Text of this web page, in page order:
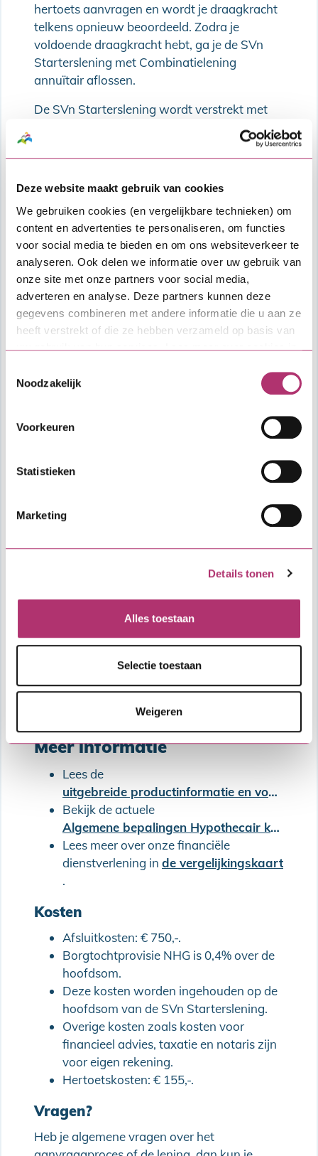
Deze website maakt gebruik van cookies
We gebruiken cookies (en vergelijkbare technieken) om
content en advertenties te personaliseren, om functies
voor social media te bieden en om ons websiteverkeer te
analyseren. Ook delen we informatie over uw gebruik van
onze site met onze partners voor social media,
adverteren en analyse. Deze partners kunnen deze
gegevens combineren met andere informatie die u aan ze
heeft verstrekt of die ze hebben verzameld op basis van
uw gebruik van hun services. Lees meer over cookies in
Noodzakelijk
Voorkeuren
Statistieken
Marketing
Details tonen
Alles toestaan
Selectie toestaan
Weigeren
hertoets aanvragen en wordt je draagkracht
telkens opnieuw beoordeeld. Zodra je
voldoende draagkracht hebt, ga je de SVn
Starterslening met Combinatielening
annuïtair aflossen.
De SVn Starterslening wordt verstrekt met
Aflopende Starterslening
Oplopende Combinatielening
Meer informatie
Lees de
uitgebreide productinformatie en voorwaarden van de SVn Starterslening
Bekijk de actuele
Algemene bepalingen Hypothecair krediet (met Combinatielening)
Lees meer over onze financiële
dienstverlening in de vergelijkingskaart
.
Kosten
Afsluitkosten: € 750,-.
Borgtochtprovisie NHG is 0,4% over de
hoofdsom.
Deze kosten worden ingehouden op de
hoofdsom van de SVn Starterslening.
Overige kosten zoals kosten voor
financieel advies, taxatie en notaris zijn
voor eigen rekening.
Hertoetskosten: € 155,-.
Vragen?
Heb je algemene vragen over het